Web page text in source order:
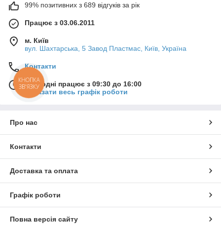
99% позитивних з 689 відгуків за рік
Працює з 03.06.2011
м. Київ
вул. Шахтарська, 5 Завод Пластмас, Київ, Україна
Контакти
Сьогодні працює з 09:30 до 16:00
Показати весь графік роботи
Про нас
Контакти
Доставка та оплата
Графік роботи
Повна версія сайту
КНОПКА
ЗВ'ЯЗКУ